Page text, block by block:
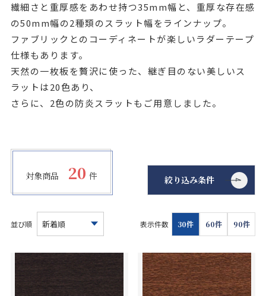
お役立ち情報
FAQ
お問い合わせ
お見積り来店予約はこちら
法人のお客様へ
繊細さと重厚感をあわせ持つ35mm幅と、重厚な存在感
の50mm幅の2種類のスラット幅をラインナップ。
ファブリックとのコーディネートが楽しいラダーテープ
仕様もあります。
天然の一枚板を贅沢に使った、継ぎ目のない美しいス
ラットは20色あり、
さらに、2色の防炎スラットもご用意しました。
対象商品 20 件 絞り込み条件
並び順 表示件数 30件 60件 90件